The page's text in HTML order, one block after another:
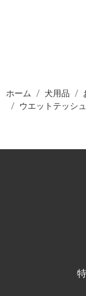
ホーム 犬用品
ウエットテッシ